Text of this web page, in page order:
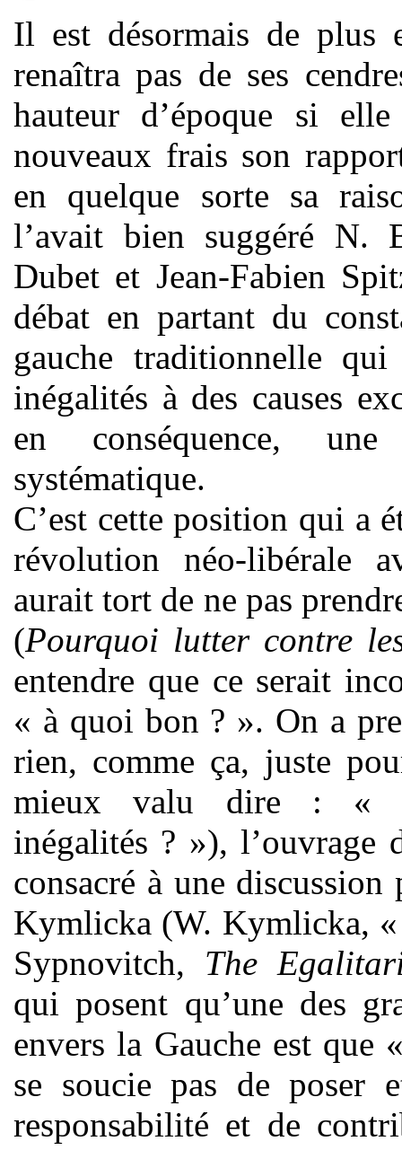
Il est désormais de plus
renaîtra pas de ses
hauteur d’époque si
nouveaux frais son
en quelque sorte sa
l’avait bien suggéré N.
Dubet et Jean-Fabien
débat en partant du
gauche traditionnelle
inégalités à des causes
en conséquence,
systématique.
C’est cette position qui a
révolution néo-libérale
aurait tort de ne pas
(Pourquoi lutter contre
entendre que ce serait
« à quoi bon ? ». On a
rien, comme ça, juste
mieux valu dire :
inégalités ? »), l’ouvrage
consacré à une discussion
Kymlicka (W. Kymlicka,
Sypnovitch, The
qui posent qu’une des
envers la Gauche est que
se soucie pas de poser
responsabilité et de